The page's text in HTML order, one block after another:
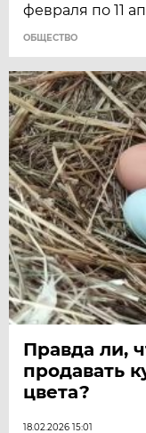
февраля по 11
ОБЩЕСТВО
Правда ли,
продавать
цвета?
18.02.2026 15:01